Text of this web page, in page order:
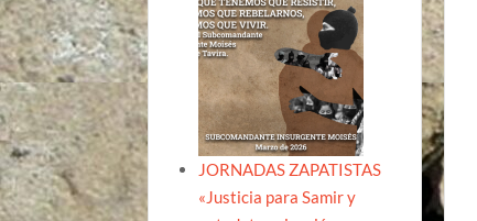
JORNADAS ZAPATISTAS
«Justicia para Samir y